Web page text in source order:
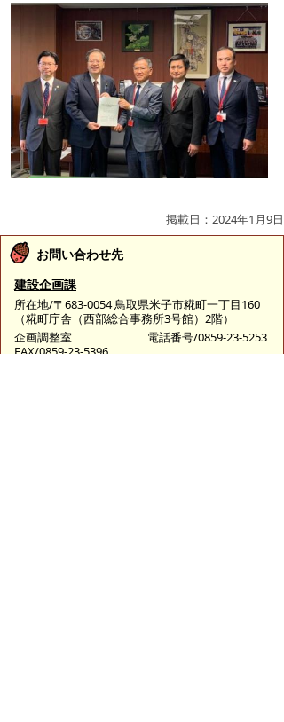
掲載日：2024年1月9日
お問い合わせ先
建設企画課
所在地/〒683-0054 鳥取県米子市糀町一丁目160
（糀町庁舎（西部総合事務所3号館）2階）
企画調整室
電話番号/0859-23-5253
FAX/0859-23-5396